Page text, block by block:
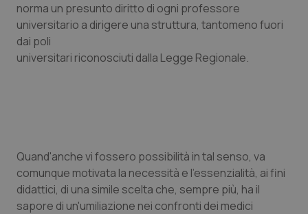
Piemonte
Provincia Autonoma di Bolzano
Sardegna
Sicilia
HIV
Infezioni & Febbre
Malattia di Crohn & Rettocolite Ulcerosa
Neuroscienze & patologie neurodegenerative
norma un presunto diritto di ogni professore
universitario a dirigere una struttura, tantomeno fuori
dai poli
universitari riconosciuti dalla Legge Regionale.
Quand'anche vi fossero possibilità in tal senso, va
comunque motivata la necessità e l'essenzialità, ai fini
didattici, di una simile scelta che, sempre più, ha il
sapore di un'umiliazione nei confronti dei medici